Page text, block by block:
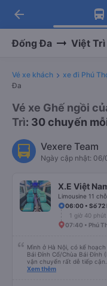
Tải
Nhận
Tải
-30k/
arrow_back
Đống Đa Việt Trì
Vé xe khách xe đi Phú
Đa
Vé xe Ghế ngồi
Trì: 30 chuyến
Vexere Team
Ngày cập nhật:
X.E Việt
Limousine 11 chỗ
06:00 • Số 72
1 giờ 40 phút
07:40 • Phú
Mình ở Hà Nội, có kế
Bái Đính Cổ/Chùa Bái Đính
vận chuyển rất dễ tiếp cận.
trên Vexere và chốt được
Xem thêm